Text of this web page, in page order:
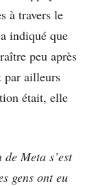
à travers le
indiqué que
peu après
par ailleurs
était, elle
Meta s’est
gens ont eu